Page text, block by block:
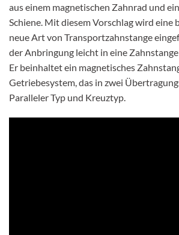
aus einem magnetischen Zahnrad und
Schiene. Mit diesem Vorschlag wird eine
neue Art von Transportzahnstange
der Anbringung leicht in eine
Er beinhaltet ein magnetisches
Getriebesystem, das in zwei
Paralleler Typ und Kreuztyp.